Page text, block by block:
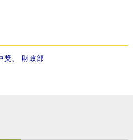
獎 財政部